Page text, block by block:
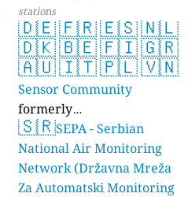
stations
🇩🇪🇫🇷🇪🇸🇳🇱
🇩🇰🇧🇪🇫🇮🇬🇷
🇦🇺🇮🇹🇵🇱🇻🇳
Sensor Community
formerly
luftdaten.info35814 stations
🇸🇷SEPA - Serbian
National Air Monitoring
Network (Državna Mreža
Za Automatski Monitoring